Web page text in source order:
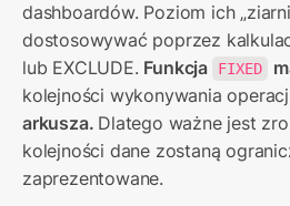
dashboardów. Poziom ich
dostosowywać poprzez
lub EXCLUDE. Funkcja FIXED
kolejności wykonywania
arkusza. Dlatego ważne jest
kolejności dane zostaną
zaprezentowane.